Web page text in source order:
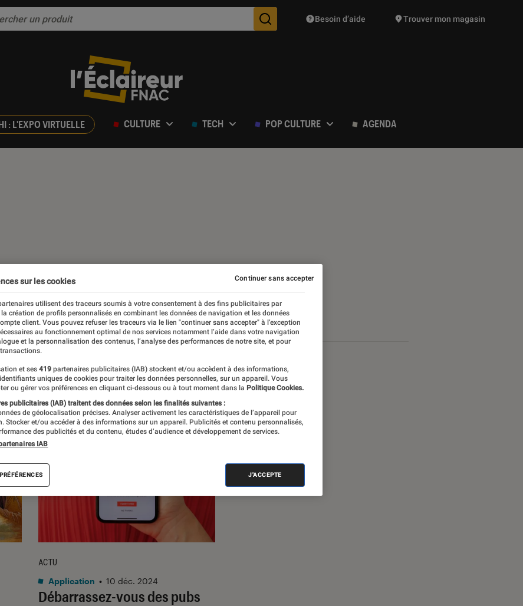
Des suggestions de produits vont vous être proposées
Besoin d’aide Trouver mon magasin
: L'EXPO VIRTUELLE CULTURE TECH POP CULTURE AGENDA
Nos conseils Pop Culture Tech
Débarrassez-vous des pubs
ACTU
Application • 10 déc. 2024
sur les cookies
utilisent des traceurs soumis à votre consentement à des fins publicitaires par
création de profils personnalisés en combinant les données de navigation et les données
client. Vous pouvez refuser les traceurs via le lien "continuer sans accepter" à l’exception
au fonctionnement optimal de nos services notamment l’aide dans votre navigation
et la personnalisation des contenus, l’analyse des performances de notre site, et pour
et ses 419 partenaires publicitaires (IAB) stockent et/ou accèdent à des informations,
uniques de cookies pour traiter les données personnelles, sur un appareil. Vous
ou gérer vos préférences en cliquant ci-dessous ou à tout moment dans la Politique Cookies.
publicitaires (IAB) traitent des données selon les finalités suivantes :
de géolocalisation précises. Analyser activement les caractéristiques de l’appareil pour
Stocker et/ou accéder à des informations sur un appareil. Publicités et contenu personnalisés,
des publicités et du contenu, études d’audience et développement de services.
IAB
J'ACCEPTE
Continuer sans accepter